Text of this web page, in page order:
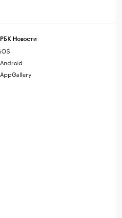
РБК Новости
iOS
Android
AppGallery